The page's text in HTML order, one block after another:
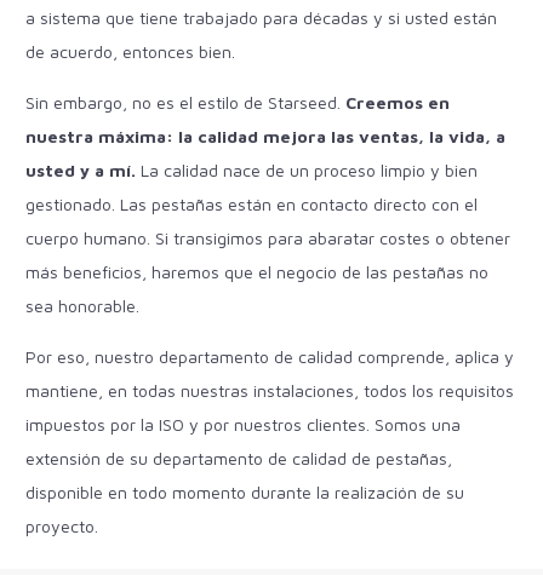
a sistema que tiene trabajado para décadas y si usted están
de acuerdo entonces bien.
Sin embargo, no es el estilo de Starseed. Creemos en
nuestra máxima: la calidad mejora las ventas, la vida, a
usted y a mí. La calidad nace de un proceso limpio y bien
gestionado. Las pestañas están en contacto directo con el
cuerpo humano. Si transigimos para abaratar costes o obtener
más beneficios, haremos que el negocio de las pestañas no
sea honorable.
Por eso, nuestro departamento de calidad comprende, aplica y
mantiene, en todas nuestras instalaciones, todos los requisitos
impuestos por la ISO y por nuestros clientes. Somos una
extensión de su departamento de calidad de pestañas,
disponible en todo momento durante la realización de su
proyecto.